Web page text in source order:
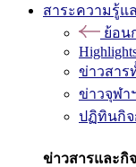
สาระความรู้แ
ย้อน
ข่าวสาร
ข่าวจุฬา
ปฏิทินกิจ
ข่าวสารและกิ